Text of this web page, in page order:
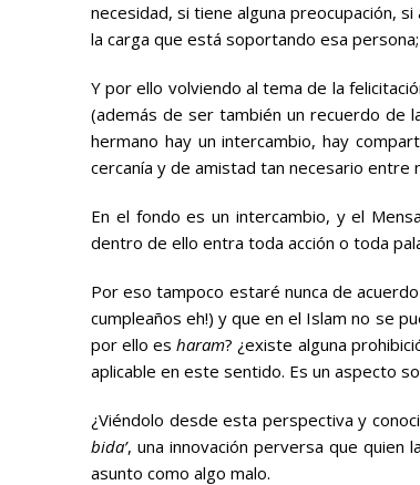
necesidad, si tiene alguna preocupación,
la carga que está soportando esa
Y por ello volviendo al tema de la
(además de ser también un recuerdo de
hermano hay un intercambio, hay
cercanía y de amistad tan necesario entre
En el fondo es un intercambio, y el
dentro de ello entra toda acción o toda
Por eso tampoco estaré nunca de
cumpleaños eh!) y que en el Islam no se
por ello esharam? ¿existe alguna
aplicable en este sentido. Es un aspecto
¿Viéndolo desde esta perspectiva y
bida’, una innovación perversa que
asunto como algo malo.